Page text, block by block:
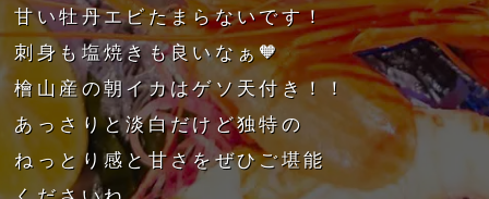
甘い牡丹エビたまらないです！
刺身も塩焼きも良いなぁ🧡
檜山産の朝イカはゲソ天付き！！
あっさりと淡白だけど独特の
ねっとり感と甘さをぜひご堪能